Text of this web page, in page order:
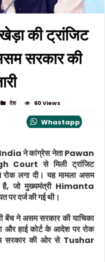
की ट्रांजिट
सरकार की
देश 60 Views
Whastapp
ने कांग्रेस नेताPawan
Court से मिली ट्रांजिट
रोक लगा दी। यह मामला असम
जो मुख्यमंत्री Himanta
पर दर्ज की गई थी।
बेंच ने असम सरकार की याचिका
और हाई कोर्ट के आदेश पर रोक
सरकार की ओर से Tushar